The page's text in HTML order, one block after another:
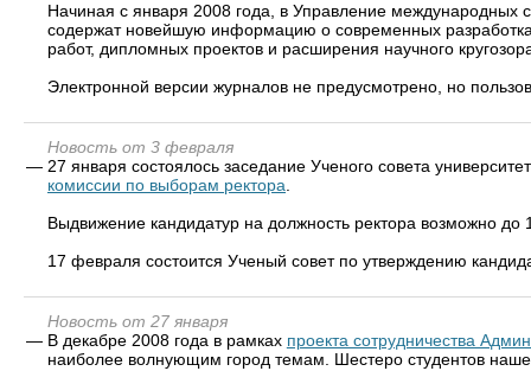
Начиная с января 2008 года, в Управление международных
содержат новейшую информацию о современных
работ, дипломных проектов и расширения научного
Электронной версии журналов не предусмотрено, но
Новость от 3 февраля
— 27 января состоялось заседание Ученого совета
комиссии по выборам ректора
Выдвижение кандидатур на должность ректора возможно до
17 февраля состоится Ученый совет по утверждению
Новость от 27 января
— В декабре 2008 года в рамках проекта сотрудничества
наиболее волнующим город темам. Шестеро студентов